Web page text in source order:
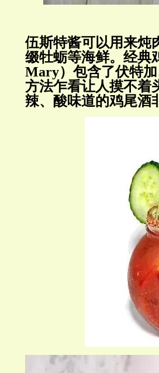
伍斯特酱可以用来炖
缀牡蛎等海鲜。经典
Mary）包含了伏特
方法乍看让人摸不着
辣、酸味道的鸡尾酒